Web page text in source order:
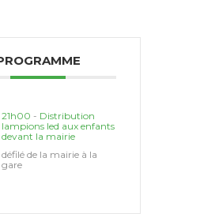
21h00 - Distribution
lampions led aux enfants
devant la mairie
défilé de la mairie à la
gare